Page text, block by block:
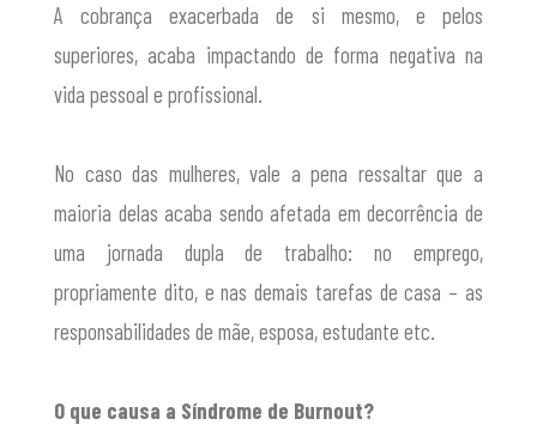
A cobrança exacerbada de si mesmo, e pelos
superiores, acaba impactando de forma negativa na
vida pessoal e profissional.
No caso das mulheres, vale a pena ressaltar que a
maioria delas acaba sendo afetada em decorrência de
uma jornada dupla de trabalho: no emprego,
propriamente dito, e nas demais tarefas de casa – as
responsabilidades de mãe, esposa, estudante etc.
O que causa a Síndrome de Burnout?